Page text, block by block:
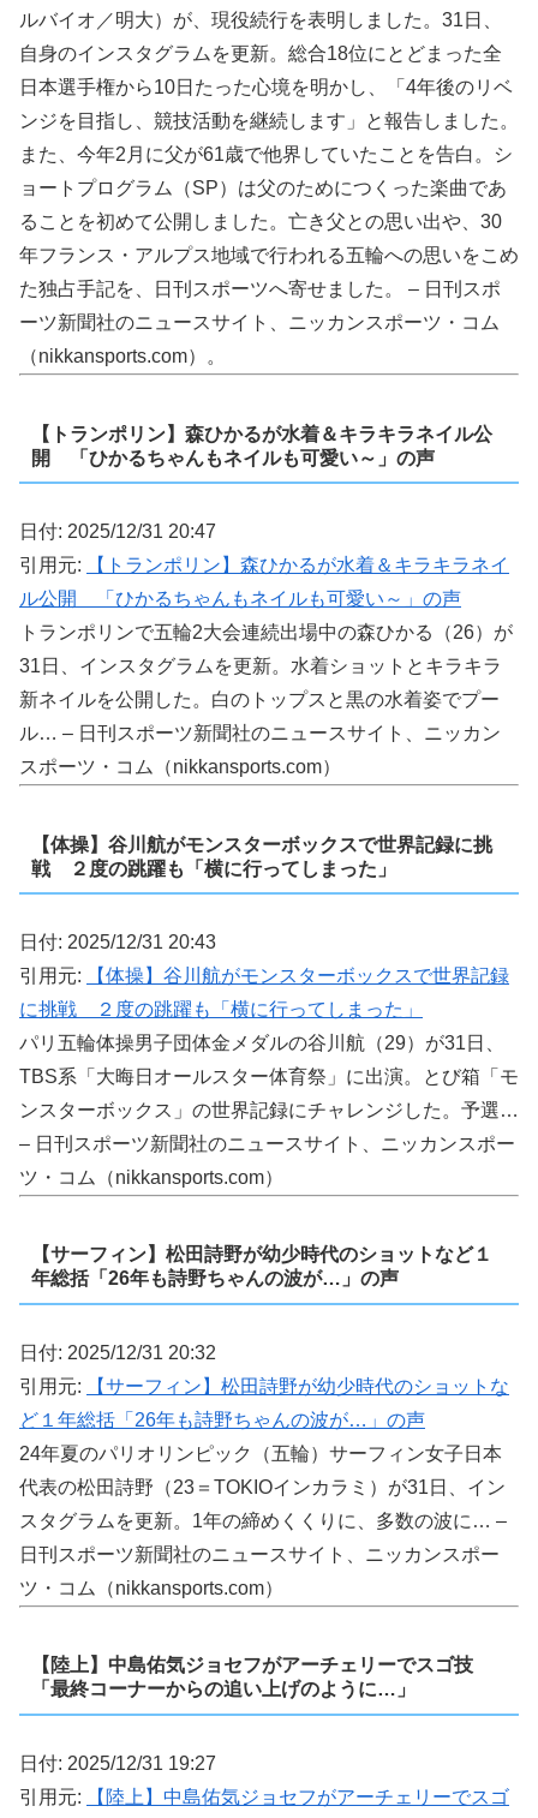
ルバイオ／明大）が、現役続行を表明しました。31日、
自身のインスタグラムを更新。総合18位にとどまった全
日本選手権から10日たった心境を明かし、「4年後のリベ
ンジを目指し、競技活動を継続します」と報告しました。
また、今年2月に父が61歳で他界していたことを告白。シ
ョートプログラム（SP）は父のためにつくった楽曲であ
ることを初めて公開しました。亡き父との思い出や、30
年フランス・アルプス地域で行われる五輪への思いをこめ
た独占手記を、日刊スポーツへ寄せました。 – 日刊スポ
ーツ新聞社のニュースサイト、ニッカンスポーツ・コム
（nikkansports.com）。
【トランポリン】森ひかるが水着＆キラキラネイル公
開 「ひかるちゃんもネイルも可愛い～」の声
日付: 2025/12/31 20:47
引用元:
【トランポリン】森ひかるが水着＆キラキラネイ
ル公開 「ひかるちゃんもネイルも可愛い～」の声
トランポリンで五輪2大会連続出場中の森ひかる（26）が
31日、インスタグラムを更新。水着ショットとキラキラ
新ネイルを公開した。白のトップスと黒の水着姿でプー
ル… – 日刊スポーツ新聞社のニュースサイト、ニッカン
スポーツ・コム（nikkansports.com）
【体操】谷川航がモンスターボックスで世界記録に挑
戦 ２度の跳躍も「横に行ってしまった」
日付: 2025/12/31 20:43
引用元:
【体操】谷川航がモンスターボックスで世界記録
に挑戦 ２度の跳躍も「横に行ってしまった」
パリ五輪体操男子団体金メダルの谷川航（29）が31日、
TBS系「大晦日オールスター体育祭」に出演。とび箱「モ
ンスターボックス」の世界記録にチャレンジした。予選…
– 日刊スポーツ新聞社のニュースサイト、ニッカンスポー
ツ・コム（nikkansports.com）
【サーフィン】松田詩野が幼少時代のショットなど１
年総括「26年も詩野ちゃんの波が…」の声
日付: 2025/12/31 20:32
引用元:
【サーフィン】松田詩野が幼少時代のショットな
ど１年総括「26年も詩野ちゃんの波が…」の声
24年夏のパリオリンピック（五輪）サーフィン女子日本
代表の松田詩野（23＝TOKIOインカラミ）が31日、イン
スタグラムを更新。1年の締めくくりに、多数の波に… –
日刊スポーツ新聞社のニュースサイト、ニッカンスポー
ツ・コム（nikkansports.com）
【陸上】中島佑気ジョセフがアーチェリーでスゴ技
「最終コーナーからの追い上げのように…」
日付: 2025/12/31 19:27
引用元:
【陸上】中島佑気ジョセフがアーチェリーでスゴ